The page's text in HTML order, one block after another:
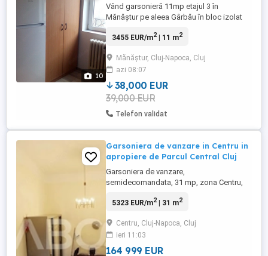
10
Vând garsonieră 11mp etajul 3 în
Mănăștur pe aleea Gârbău în bloc izolat
3455 EUR/m2| 11 m2
Mănăștur, Cluj-Napoca, Cluj
azi 08:07
38,000 EUR
39,000 EUR
Telefon validat
Garsoniera de vanzare in Centru in
apropiere de Parcul Central Cluj
Garsoniera de vanzare,
semidecomandata, 31 mp, zona Centru,
garsoniere: • Pretabil investitie sigura; •
Imobiliare propune un apartament de
vanzare cu 1 camere, semidecomandat,
situat in localitatea Cluj-Napoca, zona ...
5323 EUR/m2| 31 m2
Centru, Cluj-Napoca, Cluj
ieri 11:03
164 999 EUR